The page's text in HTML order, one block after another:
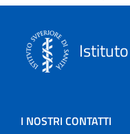
I NOSTRI CONTATTI